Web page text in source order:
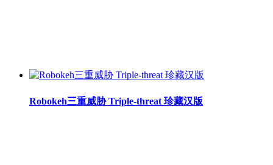
Robokeh三重威胁 Triple-threat 珍藏汉版